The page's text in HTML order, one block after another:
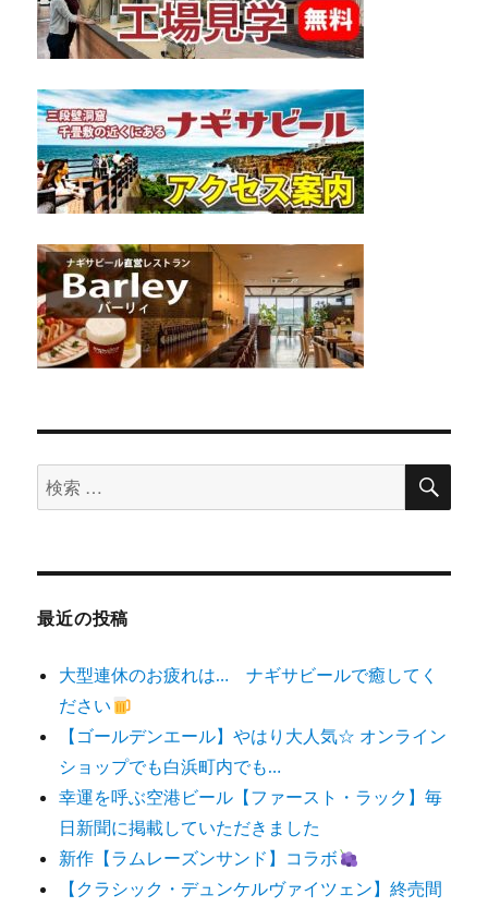
検
索
象:
検
最近の投稿
大型連休のお疲れは… ナギサビールで癒してく
ださい
【ゴールデンエール】やはり大人気☆ オンライン
ショップでも白浜町内でも…
幸運を呼ぶ空港ビール【ファースト・ラック】毎
日新聞に掲載していただきました
新作【ラムレーズンサンド】コラボ
【クラシック・デュンケルヴァイツェン】終売間